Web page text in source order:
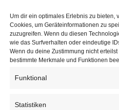
Um dir ein optimales Erlebnis zu bieten,
Cookies, um Geräteinformationen zu
zuzugreifen. Wenn du diesen
wie das Surfverhalten oder eindeutige
Wenn du deine Zustimmung nicht
bestimmte Merkmale und Funktionen
Funktional
Statistiken
Veranstaltungen
Höffner Run